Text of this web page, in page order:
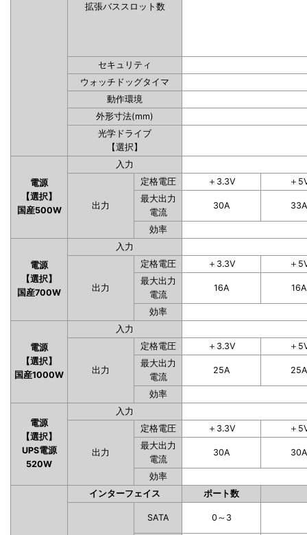
拡張バススロット数
セキュリティ
ウォッチドッグタイマ
動作環境
外形寸法(mm)
光学ドライブ
【選択】
電源
【選択】
国産500W
入力
出力
定格電圧 ＋3.3V
＋
最大出力
電流
30A 33A
効率
電源
【選択】
国産700W
入力
出力
定格電圧 ＋3.3V
＋
最大出力
電流
16A 16A
効率
電源
【選択】
国産1000W
入力
出力
定格電圧 ＋3.3V
＋
最大出力
電流
25A 25A
効率
電源
【選択】
UPS電源
520W
入力
出力
定格電圧 ＋3.3V
＋
最大出力
電流
30A 30A
効率
インターフェイス ポート数
SATA 0～3